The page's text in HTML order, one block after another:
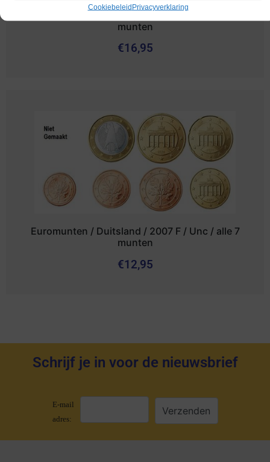
CookiebeleidPrivacyverklaring
Euromunten / Frankrijk / 2001 / Unc / alle 8
munten
€16,95
Euromunten / Duitsland / 2007 F / Unc / alle 7
munten
€12,95
Schrijf je in voor de nieuwsbrief
E-mail
adres: